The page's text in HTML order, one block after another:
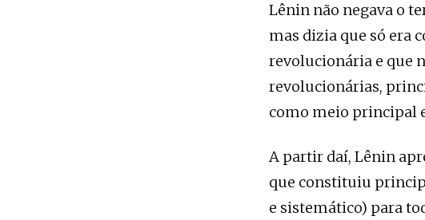
Lênin não negava o
mas dizia que só era
revolucionária e que
revolucionárias,
como meio principal
A partir daí, Lênin
que constituiu
e sistemático) para